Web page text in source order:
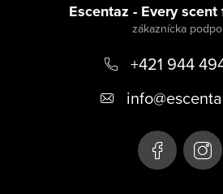
Escentaz - Every
+421 944
info@